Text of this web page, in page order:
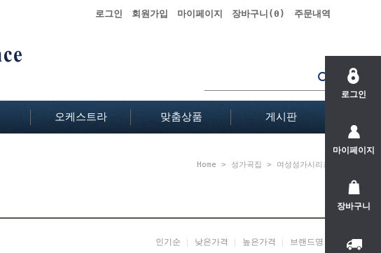
로그인
마이페이지
장바구니
로그인 회원가입 마이페이지 장바구니(0 ) 주문내역
오케스트라 맞춤상품 게시판
Home > 성가곡집 > 여성성가시리즈
인기순 낮은가격 높은가격 브랜드명